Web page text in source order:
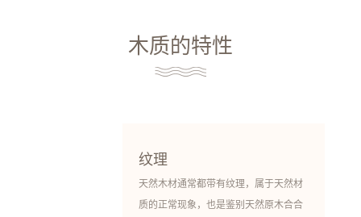
木质的特性
纹理
天然木材通常都带有纹理，属于天然材
质的正常现象，也是鉴别天然原木合合